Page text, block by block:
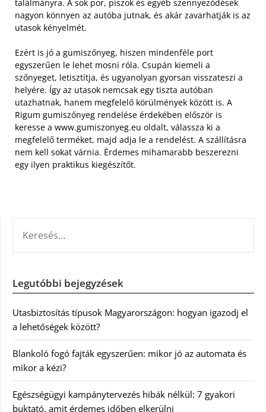
találmányra. A sok por, piszok és egyéb szennyeződések
nagyon könnyen az autóba jutnak, és akár zavarhatják is az
utasok kényelmét.
Ezért is jó a gumiszőnyeg, hiszen mindenféle port
egyszerűen le lehet mosni róla. Csupán kiemeli a
szőnyeget, letisztítja, és ugyanolyan gyorsan visszateszi a
helyére. Így az utasok nemcsak egy tiszta autóban
utazhatnak, hanem megfelelő körülmények között is. A
Rigum gumiszőnyeg rendelése érdekében először is
keresse a www.gumiszonyeg.eu oldalt, válassza ki a
megfelelő terméket, majd adja le a rendelést. A szállításra
nem kell sokat várnia. Érdemes mihamarabb beszerezni
egy ilyen praktikus kiegészítőt.
Legutóbbi bejegyzések
Utasbiztosítás típusok Magyarországon: hogyan igazodj el
a lehetőségek között?
Blankoló fogó fajták egyszerűen: mikor jó az automata és
mikor a kézi?
Egészségügyi kampánytervezés hibák nélkül: 7 gyakori
buktató, amit érdemes időben elkerülni